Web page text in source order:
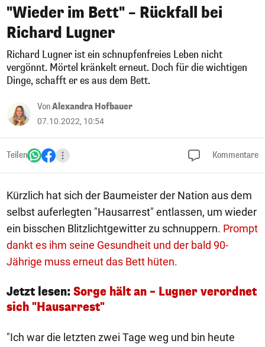
"Wieder im Bett" – Rückfall bei
Richard Lugner
Richard Lugner ist ein schnupfenfreies Leben nicht
vergönnt. Mörtel kränkelt erneut. Doch für die wichtigen
Dinge, schafft er es aus dem Bett.
VonAlexandra Hofbauer
07.10.2022, 10:54
Teilen Kommentare
Kürzlich hat sich der Baumeister der Nation aus dem
selbst auferlegten "Hausarrest" entlassen, um wieder
ein bisschen Blitzlichtgewitter zu schnuppern. Prompt
dankt es ihm seine Gesundheit und der bald 90-
Jährige muss erneut das Bett hüten.
Jetzt lesen: Sorge hält an – Lugner verordnet
sich "Hausarrest"
"Ich war die letzten zwei Tage weg und bin heute